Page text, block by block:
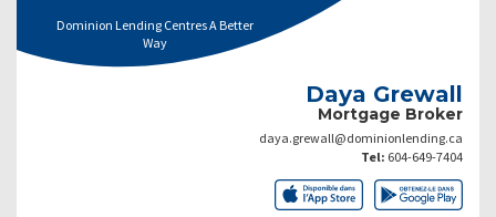
Dominion Lending Centres A Better
Way
Daya Grewall
Mortgage Broker
daya.grewall@dominionlending.ca
Tel: 604-649-7404